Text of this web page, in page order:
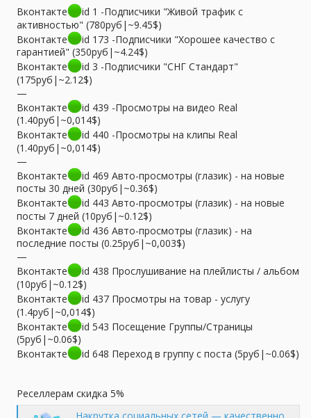
Вконтакте
id 1 -Подписчики "Живой трафик с
активностью" (780руб|~9.45$)
Вконтакте
id 173 -Подписчики "Хорошее качество с
гарантией" (350руб|~4.24$)
Вконтакте
id 3 -Подписчики "СНГ Стандарт"
(175руб|~2.12$)
—
Вконтакте
id 439 -Просмотры на видео Real
(1.40руб|~0,014$)
Вконтакте
id 440 -Просмотры на клипы Real
(1.40руб|~0,014$)
—
Вконтакте
id 469 Авто-просмотры (глазик) - на новые
посты 30 дней (30руб|~0.36$)
Вконтакте
id 443 Авто-просмотры (глазик) - на новые
посты 7 дней (10руб|~0.12$)
Вконтакте
id 436 Авто-просмотры (глазик) - на
последние посты (0.25руб|~0,003$)
—
Вконтакте
id 438 Прослушивание на плейлисты / альбом
(10руб|~0.12$)
Вконтакте
id 437 Просмотры на товар - услугу
(1.4руб|~0,014$)
Вконтакте
id 543 Посещение Группы/Страницы
(5руб|~0.06$)
Вконтакте
id 648 Переход в группу с поста (5руб|~0.06$)
Реселлерам скидка 5%